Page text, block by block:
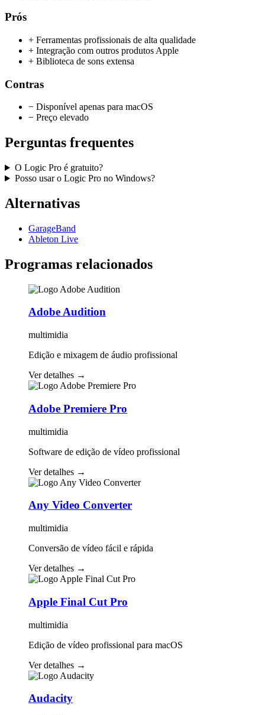
Prós
+ Ferramentas profissionais de alta qualidade
+ Integração com outros produtos Apple
+ Biblioteca de sons extensa
Contras
− Disponível apenas para macOS
− Preço elevado
Perguntas frequentes
O Logic Pro é gratuito?
Posso usar o Logic Pro no Windows?
Alternativas
GarageBand
Ableton Live
Programas relacionados
Adobe Audition
multimidia
Edição e mixagem de áudio profissional
Ver detalhes →
Adobe Premiere Pro
multimidia
Software de edição de vídeo profissional
Ver detalhes →
Any Video Converter
multimidia
Conversão de vídeo fácil e rápida
Ver detalhes →
Apple Final Cut Pro
multimidia
Edição de vídeo profissional para macOS
Ver detalhes →
Audacity